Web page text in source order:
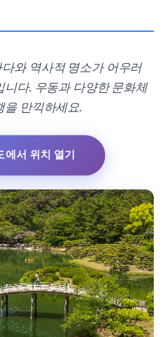
와 역사적 명소가 어우러
니다. 우동과 다양한 문화체
을 만끽하세요.
에서 위치 열기